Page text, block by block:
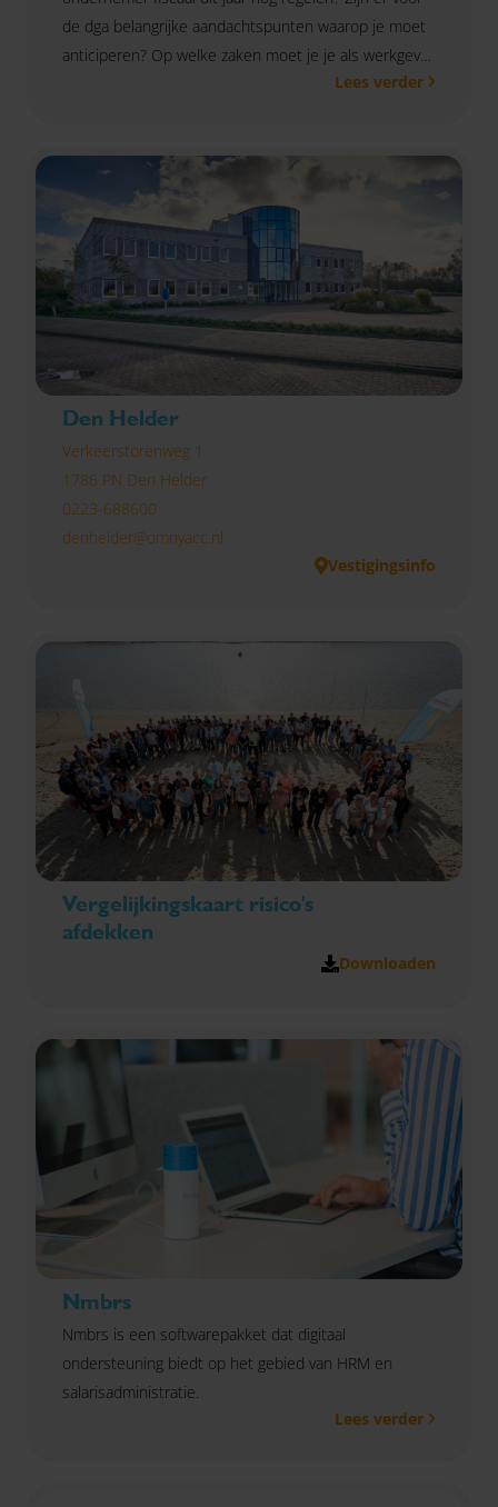
de dga belangrijke aandachtspunten waarop je moet
anticiperen? Op welke zaken moet je je als werkgever
voorbereiden voor het nieuwe jaar? Dit en meer vind
Lees verder
Den Helder
Verkeerstorenweg 1
1786 PN Den Helder
0223-688600
denhelder@omnyacc.nl
Vestigingsinfo
Vergelijkingskaart risico's
afdekken
Downloaden
Nmbrs
Nmbrs is een softwarepakket dat digitaal
ondersteuning biedt op het gebied van HRM en
salarisadministratie.
Lees verder